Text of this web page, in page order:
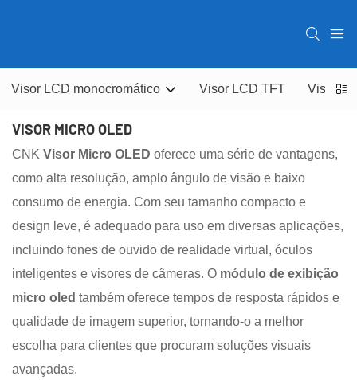
Visor LCD monocromático Visor LCD TFT Visor
VISOR MICRO OLED
CNK Visor Micro OLED oferece uma série de vantagens,
como alta resolução, amplo ângulo de visão e baixo
consumo de energia. Com seu tamanho compacto e
design leve, é adequado para uso em diversas aplicações,
incluindo fones de ouvido de realidade virtual, óculos
inteligentes e visores de câmeras. O módulo de exibição
micro oled também oferece tempos de resposta rápidos e
qualidade de imagem superior, tornando-o a melhor
escolha para clientes que procuram soluções visuais
avançadas.